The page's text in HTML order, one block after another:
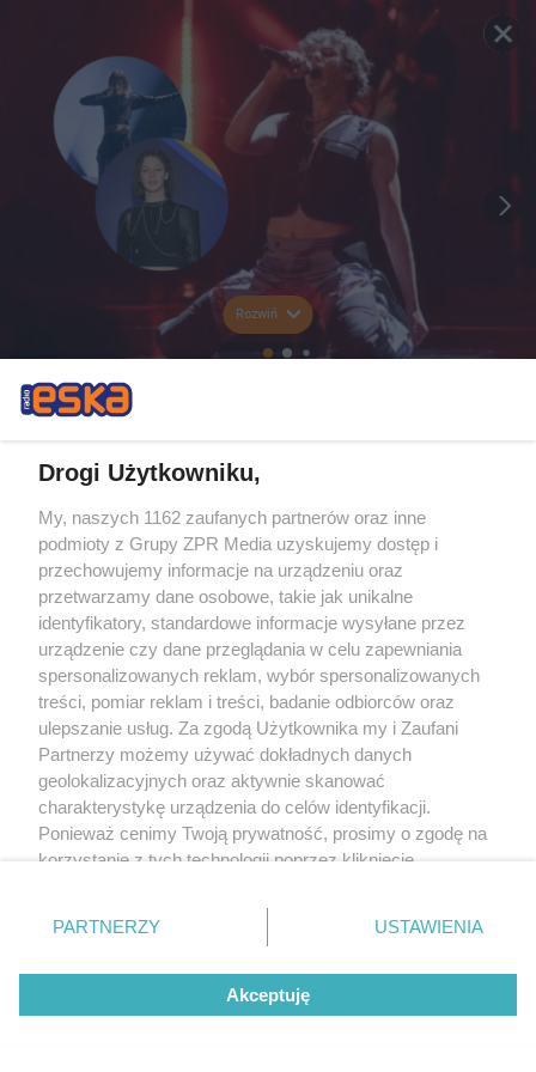
Rozwiń
Drogi Użytkowniku,
My, naszych 1162 zaufanych partnerów oraz inne
podmioty z Grupy ZPR Media uzyskujemy dostęp i
przechowujemy informacje na urządzeniu oraz
przetwarzamy dane osobowe, takie jak unikalne
identyfikatory, standardowe informacje wysyłane przez
urządzenie czy dane przeglądania w celu zapewniania
spersonalizowanych reklam, wybór spersonalizowanych
treści, pomiar reklam i treści, badanie odbiorców oraz
ulepszanie usług. Za zgodą Użytkownika my i Zaufani
Partnerzy możemy używać dokładnych danych
geolokalizacyjnych oraz aktywnie skanować
charakterystykę urządzenia do celów identyfikacji.
Ponieważ cenimy Twoją prywatność, prosimy o zgodę na
korzystanie z tych technologii poprzez kliknięcie
zmienić/wycofać klikając przycisk ustawień prywatności
znajdujący się w lewym dolnym rogu strony
rodzaje przetwarzania danych nie wymagają zgody
użytkownika, ale masz prawo sprzeciwić się takiemu
przetwarzaniu. Preferencje będą miały zastosowanie tylko
PARTNERZY USTAWIENIA
Akceptuję